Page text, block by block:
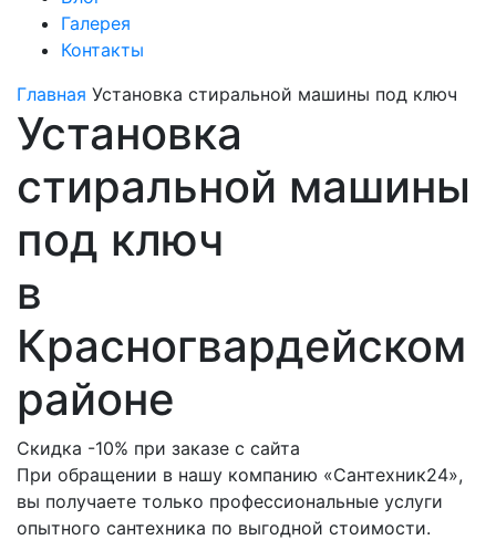
Галерея
Контакты
Главная Установка стиральной машины под ключ
Установка
стиральной машины
под ключ
в
Красногвардейском
районе
Скидка -10% при заказе с сайта
При обращении в нашу компанию «Сантехник24»,
вы получаете только профессиональные услуги
опытного сантехника по выгодной стоимости.